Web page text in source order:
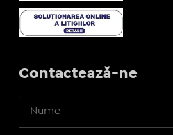
Contactează-ne